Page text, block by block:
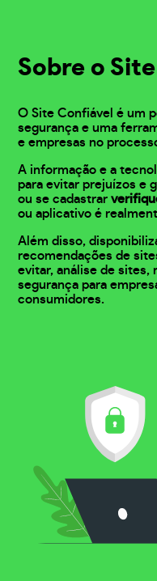
Sobre o
O Site Confiável é um
segurança e uma
e empresas no
A informação e a
para evitar prejuízos e
ou se cadastrar
ou aplicativo é
Além disso,
recomendações de
evitar, análise de sites,
segurança para
consumidores.